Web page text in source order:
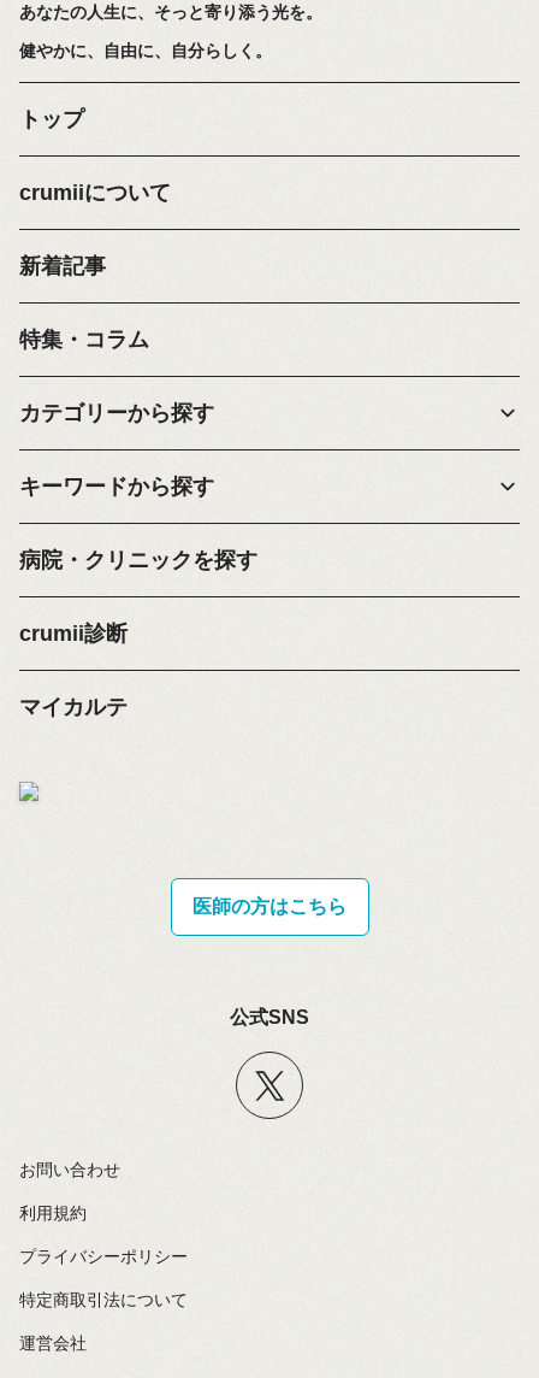
あなたの人生に、そっと寄り添う光を。
健やかに、自由に、自分らしく。
トップ
crumiiについて
新着記事
特集・コラム
カテゴリーから探す
キーワードから探す
病院・クリニックを探す
crumii診断
マイカルテ
医師の方はこちら
公式SNS
お問い合わせ
利用規約
プライバシーポリシー
特定商取引法について
運営会社